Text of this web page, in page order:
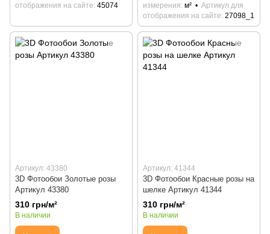
отображения на сайте 45074
измерения м²
Артикул для
отображения на сайте 27098_1
Артикул: 43380
3D Фотообои Золотые розы
Артикул 43380
310 грн/м²
В наличии
Артикул: 41344
3D Фотообои Красные розы на
шелке Артикул 41344
310 грн/м²
В наличии